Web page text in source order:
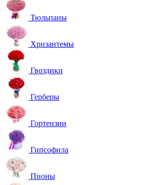
Тюльпаны
Хризантемы
Гвоздики
Герберы
Гортензии
Гипсофила
Пионы